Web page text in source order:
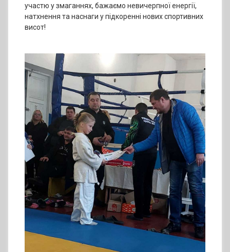
участю у змаганнях, бажаємо невичерпної енергії,
натхнення та наснаги у підкоренні нових спортивних
висот!